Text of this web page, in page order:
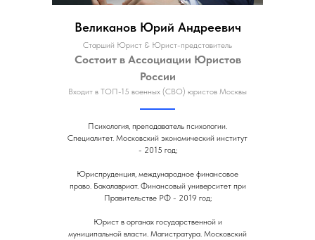
Великанов Юрий Андреевич
Старший Юрист & Юрист-представитель
Состоит в Ассоциации Юристов
России
Входит в ТОП-15 военных (СВО) юристов Москвы
Психология, преподаватель психологии.
Специалитет. Московский экономический институт
- 2015 год;
Юриспруденция, международное финансовое
право. Бакалавриат. Финансовый университет при
Правительстве РФ - 2019 год;
Юрист в органах государственной и
муниципальной власти. Магистратура. Московский